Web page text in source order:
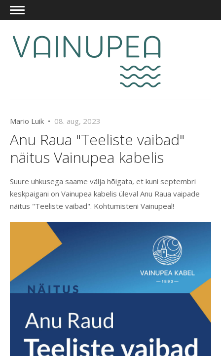
Mario Luik • 08. aug, 2023
Anu Raua "Teeliste vaibad"
näitus Vainupea kabelis
Suure uhkusega saame välja hõigata, et kuni septembri
keskpaigani on Vainupea kabelis üleval Anu Raua vaipade
näitus "Teeliste vaibad". Kohtumisteni Vainupeal!